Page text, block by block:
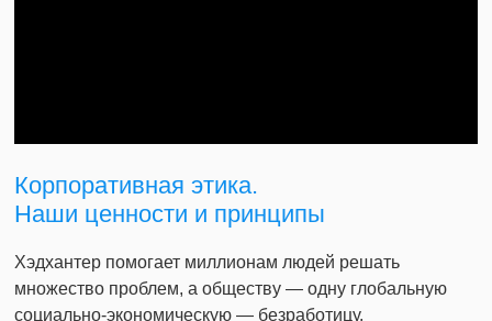
Корпоративная этика.
Наши ценности и принципы
Хэдхантер помогает миллионам людей решать
множество проблем, а обществу — одну глобальную
социально-экономическую — безработицу.